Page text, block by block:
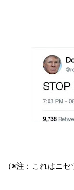
（※注：これはニセ